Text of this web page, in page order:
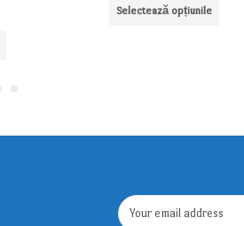
Selectează opțiunile